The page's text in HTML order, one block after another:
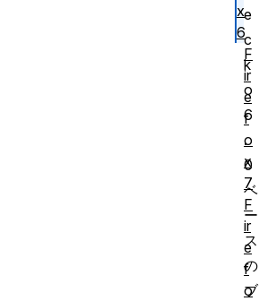
e
c
k
o
6
.
0
ベ
ー
ス
の
ブ
x
6
F
ir
e
f
o
x
7
F
ir
e
f
o